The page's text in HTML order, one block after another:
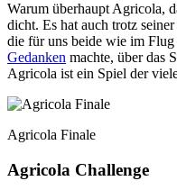
Warum überhaupt Agricola,
dicht. Es hat auch trotz
die für uns beide wie im
Gedanken machte, über das
Agricola ist ein Spiel der
Agricola Finale
Agricola Challenge